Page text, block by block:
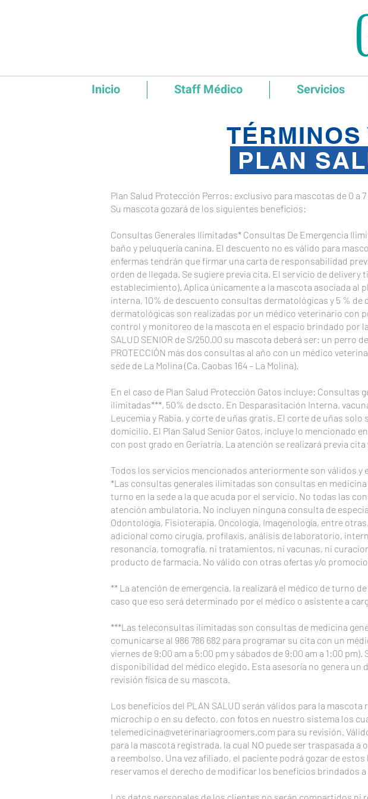
Inicio Staff Médico Servicios
PLAN
Plan Salud Protección Perros: exclusivo para mascotas de 0 a 7
Su mascota gozará de los siguientes beneficios:
Consultas Generales Ilimitadas* Consultas De Emergencia
baño y peluquería canina. El descuento no es válido para
enfermas tendrán que firmar una carta de responsabilidad
orden de llegada. Se sugiere previa cita. El servicio de
establecimiento). Aplica únicamente a la mascota asociada al
interna, 10% de descuento consultas dermatológicas y 5 %
dermatológicas son realizadas por un médico veterinario con
control y monitoreo de la mascota en el espacio brindado por
SALUD SENIOR de S/250.00 su mascota deberá ser: un perro
PROTECCIÓN más dos consultas al año con un médico
sede de La Molina (Ca. Caobas 164 – La Molina).
En el caso de Plan Salud Protección Gatos incluye:
ilimitadas***, 50% de dscto. En Desparasitación Interna,
Leucemia y Rabia, y corte de uñas gratis. El corte de uñas
domicilio. El Plan Salud Senior Gatos, incluye lo mencionado
con post grado en Geriatría. La atención se realizará previa cita
Todos los servicios mencionados anteriormente son válidos y
*Las consultas generales ilimitadas son consultas en
turno en la sede a la que acuda por el servicio. No todas las
atención ambulatoria. No incluyen ninguna consulta de
Odontología, Fisioterapia, Oncología, Imagenología, entre
adicional como cirugía, profilaxis, análisis de laboratorio,
resonancia, tomografía, ni tratamientos, ni vacunas, ni
producto de farmacia. No válido con otras ofertas y/o
** La atención de emergencia, la realizará el médico de turno
caso que eso será determinado por el médico o asistente a
***Las teleconsultas ilimitadas son consultas de medicina
comunicarse al 986 786 682 para programar su cita con un
viernes de 9:00 am a 5:00 pm y sábados de 9:00 am a 1:00
disponibilidad del médico elegido. Esta asesoría no genera
revisión física de su mascota.
Los beneficios del PLAN SALUD serán válidos para la
microchip o en su defecto, con fotos en nuestro sistema los
telemedicina@veterinariagroomers.com para su revisión.
para la mascota registrada, la cual NO puede ser traspasada
a reembolso. Una vez afiliado, el paciente podrá gozar de
reservamos el derecho de modificar los beneficios brindados